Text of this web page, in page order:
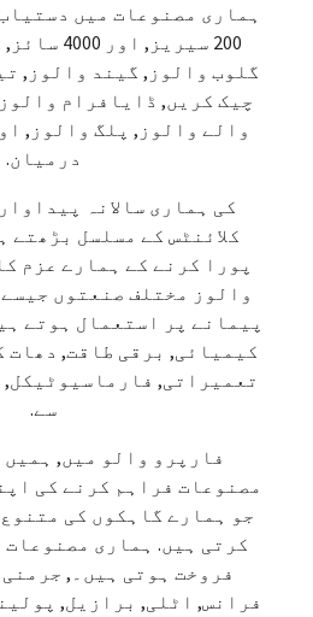
200
گلوب والوز, گیند والوز,
چیک کریں, ڈایافرام
والے والوز, پلگ والوز,
درمیان.
کلائنٹس کے مسلسل بڑھتے
پورا کرنے کے ہمارے عزم
والوز مختلف صنعتوں
پیمانے پر استعمال ہوتے
کیمیائی, برقی طاقت, دھات
تعمیراتی,
سے.
فارپرو والو میں,
مصنوعات فراہم کرنے کی
جو ہمارے گاہکوں کی
کرتی ہیں. ہماری مصنوعات
فروخت ہوتی ہیں۔,